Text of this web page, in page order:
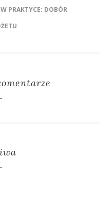
PRAKTYCE: DOBÓR